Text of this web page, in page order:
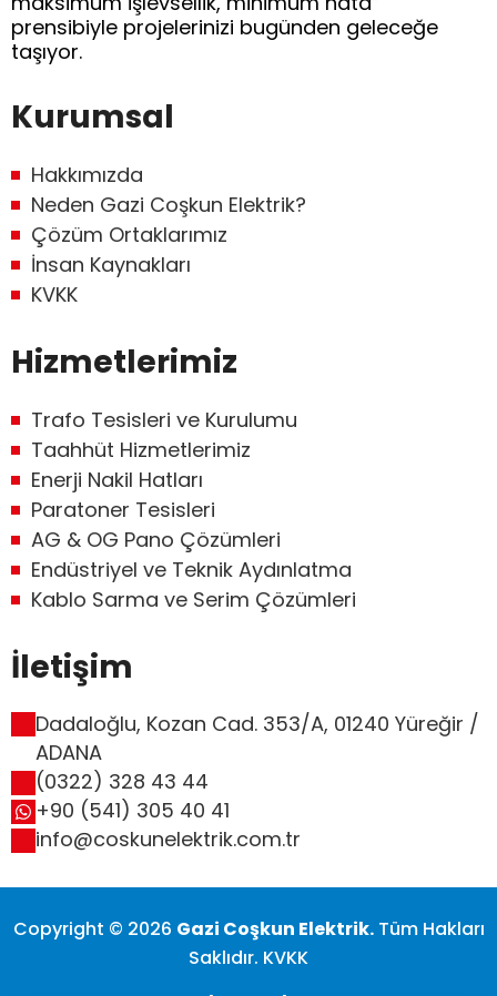
prensibiyle projelerinizi bugünden geleceğe
taşıyor.
Kurumsal
Hakkımızda
Neden Gazi Coşkun Elektrik?
Çözüm Ortaklarımız
İnsan Kaynakları
KVKK
Hizmetlerimiz
Trafo Tesisleri ve Kurulumu
Taahhüt Hizmetlerimiz
Enerji Nakil Hatları
Paratoner Tesisleri
AG & OG Pano Çözümleri
Endüstriyel ve Teknik Aydınlatma
Kablo Sarma ve Serim Çözümleri
İletişim
Dadaloğlu, Kozan Cad. 353/A, 01240 Yüreğir /
ADANA
(0322) 328 43 44
+90 (541) 305 40 41
info@coskunelektrik.com.tr
Copyright © 2026 Gazi Coşkun Elektrik.Tüm Hakları
Saklıdır. KVKK